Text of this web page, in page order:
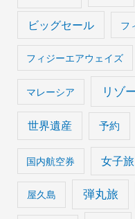
ビッグセール フ
フィジーエアウェイズ
マレーシア リゾ
世界遺産 予約
国内航空券 女子旅
屋久島 弾丸旅